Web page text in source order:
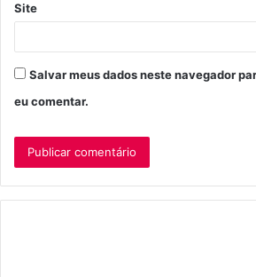
Site
Salvar meus dados neste navegador
eu comentar.